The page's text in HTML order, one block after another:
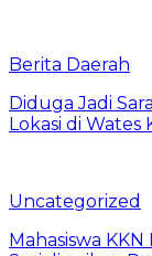
Berita Daerah
Diduga Jadi
Lokasi di
Uncategorized
Mahasiswa